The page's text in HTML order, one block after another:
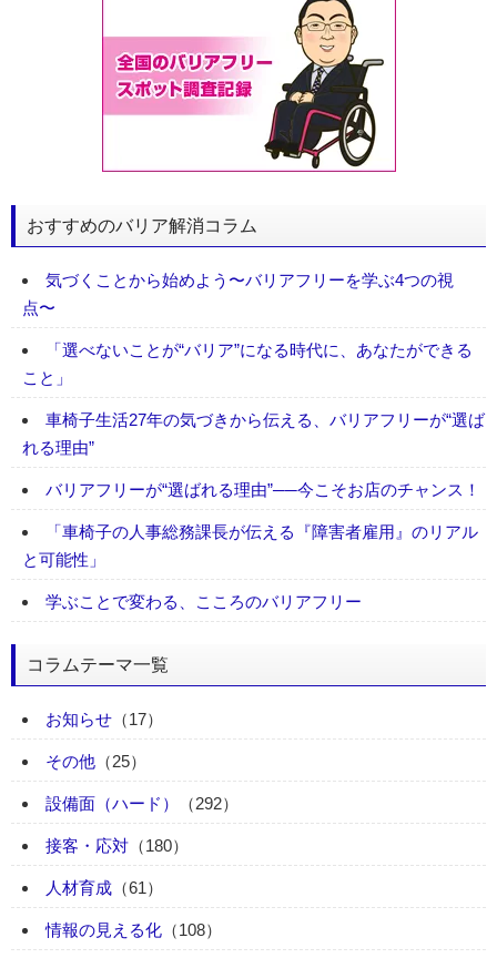
おすすめのバリア解消コラム
気づくことから始めよう〜バリアフリーを学ぶ4つの視
点〜
「選べないことが“バリア”になる時代に、あなたができる
こと」
車椅子生活27年の気づきから伝える、バリアフリーが“選ば
れる理由”
バリアフリーが“選ばれる理由”──今こそお店のチャンス！
「車椅子の人事総務課長が伝える『障害者雇用』のリアル
と可能性」
学ぶことで変わる、こころのバリアフリー
コラムテーマ一覧
お知らせ （17）
その他 （25）
設備面（ハード） （292）
接客・応対 （180）
人材育成 （61）
情報の見える化 （108）